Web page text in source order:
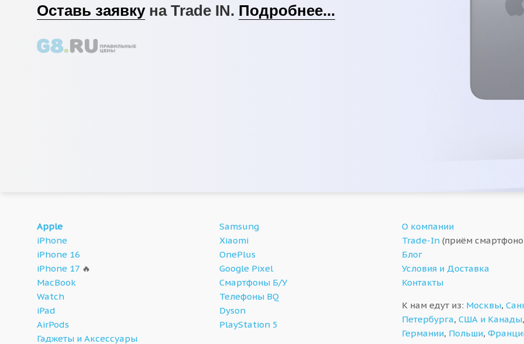
Оставь заявкуна Trade IN. Подробнее...
Apple
iPhone
iPhone 16
iPhone 17 🔥
MacBook
Watch
iPad
AirPods
Гаджеты и Аксессуары
Samsung
Xiaomi
OnePlus
Google Pixel
Смартфоны Б/У
Телефоны BQ
Dyson
PlayStation 5
О компании
Trade-In (приём
Блог
Условия и Доставка
Контакты
К нам едут из: Москвы,
Петербурга, США и Канады,
Германии, Польши,